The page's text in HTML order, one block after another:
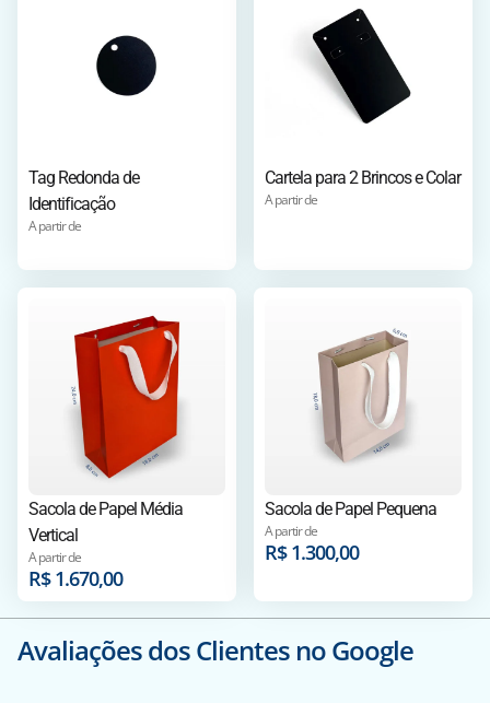
Tag Redonda de
Identificação
A partir de
Cartela para 2 Brincos e Colar
A partir de
Sacola de Papel Média
Vertical
A partir de
R$1.670,00
Sacola de Papel Pequena
A partir de
R$1.300,00
Avaliações dos Clientes no Google